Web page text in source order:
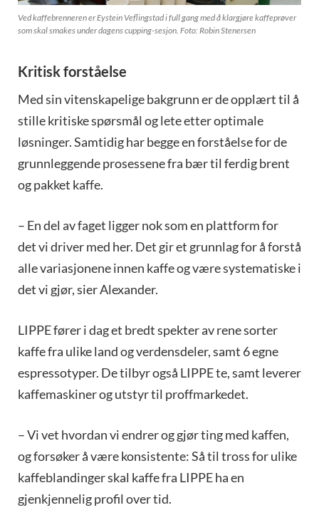
Ved kaffebrenneren er Eystein Veflingstad i full gang med å klargjøre kaffeprøver
som skal smakes under dagens cupping-sesjon. Foto: Robin Stenersen
Kritisk forståelse
Med sin vitenskapelige bakgrunn er de opplært til å
stille kritiske spørsmål og lete etter optimale
løsninger. Samtidig har begge en forståelse for de
grunnleggende prosessene fra bær til ferdig brent
og pakket kaffe.
– En del av faget ligger nok som en plattform for
det vi driver med her. Det gir et grunnlag for å forstå
alle variasjonene innen kaffe og være systematiske i
det vi gjør, sier Alexander.
LIPPE fører i dag et bredt spekter av rene sorter
kaffe fra ulike land og verdensdeler, samt 6 egne
espressotyper. De tilbyr også LIPPE te, samt leverer
kaffemaskiner og utstyr til proffmarkedet.
– Vi vet hvordan vi endrer og gjør ting med kaffen,
og forsøker å være konsistente: Så til tross for ulike
kaffeblandinger skal kaffe fra LIPPE ha en
gjenkjennelig profil over tid.